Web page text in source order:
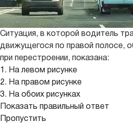
Ситуация, в которой водитель
движущегося по правой полосе,
при перестроении, показана:
1. На левом рисунке
2. На правом рисунке
3. На обоих рисунках
Показать правильный ответ
Пропустить